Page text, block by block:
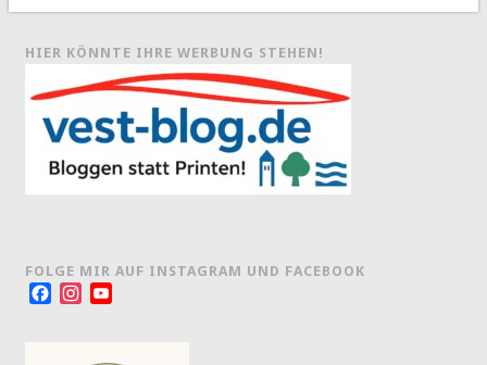
HIER KÖNNTE IHRE WERBUNG STEHEN!
FOLGE MIR AUF INSTAGRAM UND FACEBOOK
FacebookInstagram